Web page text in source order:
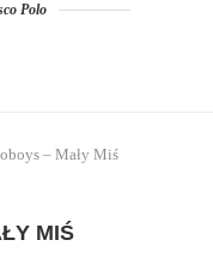
Polo
– Mały Miś
MIŚ